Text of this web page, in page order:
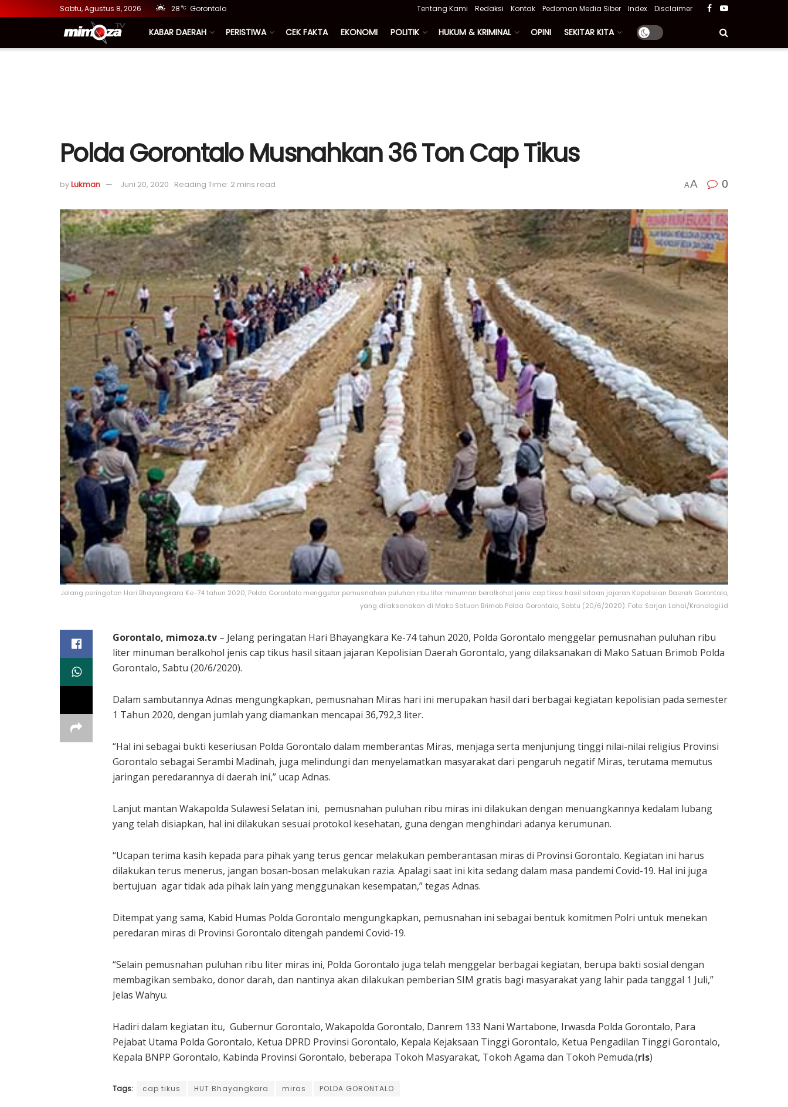
Sabtu, Agustus 8, 2026 28 °C Gorontalo Tentang Kami Redaksi Kontak Pedoman Media Siber Index Disclaimer
KABAR DAERAH PERISTIWA CEK FAKTA EKONOMI POLITIK HUKUM & KRIMINAL OPINI SEKITAR KITA
Polda Gorontalo Musnahkan 36 Ton Cap Tikus
byLukman Juni 20, 2020 Reading Time: 2 mins read AA 0
Jelang peringatan Hari Bhayangkara Ke-74 tahun 2020, Polda Gorontalo menggelar pemusnahan puluhan ribu liter minuman beralkohol jenis cap tikus hasil sitaan jajaran Kepolisian Daerah Gorontalo,
yang dilaksanakan di Mako Satuan Brimob Polda Gorontalo, Sabtu (20/6/2020). Foto: Sarjan Lahai/Kronologi.id
Gorontalo, mimoza.tv – Jelang peringatan Hari Bhayangkara Ke-74 tahun 2020, Polda Gorontalo menggelar pemusnahan puluhan ribu
liter minuman beralkohol jenis cap tikus hasil sitaan jajaran Kepolisian Daerah Gorontalo, yang dilaksanakan di Mako Satuan Brimob Polda
Gorontalo, Sabtu (20/6/2020).
Dalam sambutannya Adnas mengungkapkan, pemusnahan Miras hari ini merupakan hasil dari berbagai kegiatan kepolisian pada semester
1 Tahun 2020, dengan jumlah yang diamankan mencapai 36,792,3 liter.
“Hal ini sebagai bukti keseriusan Polda Gorontalo dalam memberantas Miras, menjaga serta menjunjung tinggi nilai-nilai religius Provinsi
Gorontalo sebagai Serambi Madinah, juga melindungi dan menyelamatkan masyarakat dari pengaruh negatif Miras, terutama memutus
jaringan peredarannya di daerah ini,” ucap Adnas.
Lanjut mantan Wakapolda Sulawesi Selatan ini, pemusnahan puluhan ribu miras ini dilakukan dengan menuangkannya kedalam lubang
yang telah disiapkan, hal ini dilakukan sesuai protokol kesehatan, guna dengan menghindari adanya kerumunan.
“Ucapan terima kasih kepada para pihak yang terus gencar melakukan pemberantasan miras di Provinsi Gorontalo. Kegiatan ini harus
dilakukan terus menerus, jangan bosan-bosan melakukan razia. Apalagi saat ini kita sedang dalam masa pandemi Covid-19. Hal ini juga
bertujuan agar tidak ada pihak lain yang menggunakan kesempatan,” tegas Adnas.
Ditempat yang sama, Kabid Humas Polda Gorontalo mengungkapkan, pemusnahan ini sebagai bentuk komitmen Polri untuk menekan
peredaran miras di Provinsi Gorontalo ditengah pandemi Covid-19.
“Selain pemusnahan puluhan ribu liter miras ini, Polda Gorontalo juga telah menggelar berbagai kegiatan, berupa bakti sosial dengan
membagikan sembako, donor darah, dan nantinya akan dilakukan pemberian SIM gratis bagi masyarakat yang lahir pada tanggal 1 Juli,”
Jelas Wahyu.
Hadiri dalam kegiatan itu, Gubernur Gorontalo, Wakapolda Gorontalo, Danrem 133 Nani Wartabone, Irwasda Polda Gorontalo, Para
Pejabat Utama Polda Gorontalo, Ketua DPRD Provinsi Gorontalo, Kepala Kejaksaan Tinggi Gorontalo, Ketua Pengadilan Tinggi Gorontalo,
Kepala BNPP Gorontalo, Kabinda Provinsi Gorontalo, beberapa Tokoh Masyarakat, Tokoh Agama dan Tokoh Pemuda.(rls)
Tags: cap tikus HUT Bhayangkara miras POLDA GORONTALO